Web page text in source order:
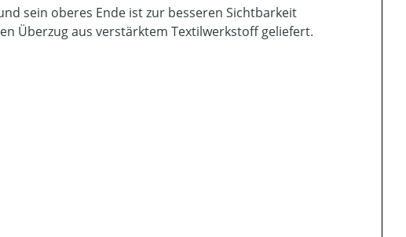
sein oberes Ende ist zur besseren Sichtbarkeit
Überzug aus verstärktem Textilwerkstoff geliefert.